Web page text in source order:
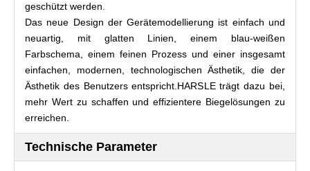
geschützt werden.
Das neue Design der Gerätemodellierung ist einfach und
neuartig, mit glatten Linien, einem blau-weißen
Farbschema, einem feinen Prozess und einer insgesamt
einfachen, modernen, technologischen Ästhetik, die der
Ästhetik des Benutzers entspricht.HARSLE trägt dazu bei,
mehr Wert zu schaffen und effizientere Biegelösungen zu
erreichen.
Technische Parameter